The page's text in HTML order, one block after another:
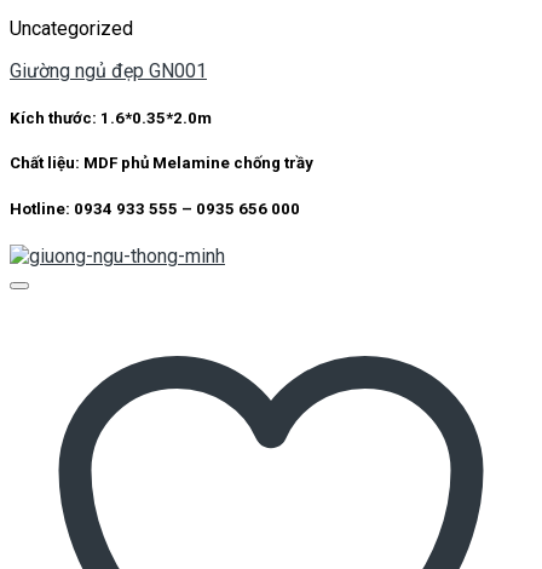
Uncategorized
Giường ngủ đẹp GN001
Kích thước: 1.6*0.35*2.0m
Chất liệu: MDF phủ Melamine chống trầy
Hotline: 0934 933 555 – 0935 656 000